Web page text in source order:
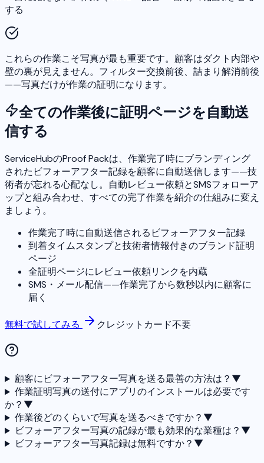
する
これらの作業こそ写真が最も重要です。顧客はダクト内部や
壁の裏が見えません。フィルター交換前後、詰まり解消前後
——写真だけが作業の証明になります。
全ての作業後に証明ページを自動送
信する
ServiceHubのProof Packは、作業完了時にブランディング
されたビフォーアフター記録を顧客に自動送信します——技
術者が忘れる心配なし。自動レビュー依頼とSMSフォローア
ップと組み合わせ、すべての完了作業を紹介の仕組みに変え
ましょう。
作業完了時に自動送信されるビフォーアフター記録
到着タイムスタンプと技術者情報付きのブランド証明
ページ
全証明ページにレビュー依頼リンクを内蔵
SMS・メール配信——作業完了から数秒以内に顧客に
届く
無料で試してみる クレジットカード不要
顧客にビフォーアフター写真を送る最善の方法は？ ▼
作業証明写真の送付にアプリのインストールは必要です
か？ ▼
作業後どのくらいで写真を送るべきですか？ ▼
ビフォーアフター写真の記録が最も効果的な業種は？ ▼
ビフォーアフター写真記録は無料ですか？ ▼